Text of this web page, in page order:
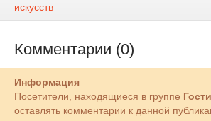
искусств
Комментарии (0)
Информация
Посетители, находящиеся в группе Гости
оставлять комментарии к данной